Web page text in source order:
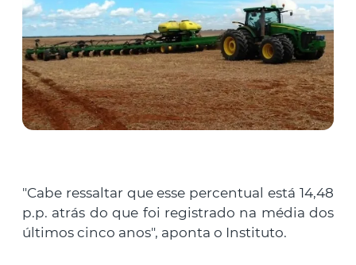
"Cabe ressaltar que esse percentual está 14,48
p.p. atrás do que foi registrado na média dos
últimos cinco anos", aponta o Instituto.